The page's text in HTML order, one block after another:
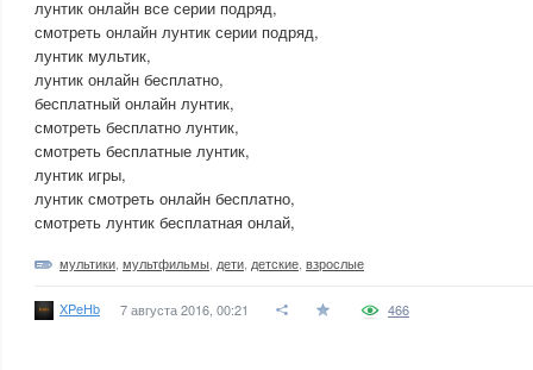
лунтик онлайн все серии подряд,
смотреть онлайн лунтик серии подряд,
лунтик мультик,
лунтик онлайн бесплатно,
бесплатный онлайн лунтик,
смотреть бесплатно лунтик,
смотреть бесплатные лунтик,
лунтик игры,
лунтик смотреть онлайн бесплатно,
смотреть лунтик бесплатная онлай,
мультики мультфильмы дети детские взрослые
XPeHb 7 августа 2016, 00:21 466